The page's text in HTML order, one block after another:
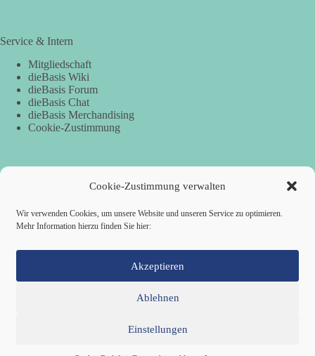
Cookie-Zustimmung verwalten
Wir verwenden Cookies, um unsere Website und unseren Service zu optimieren.
Mehr Information hierzu finden Sie hier:
Akzeptieren
Ablehnen
Einstellungen
Service & Intern
Mitgliedschaft
dieBasis Wiki
dieBasis Forum
dieBasis Chat
dieBasis Merchandising
Cookie-Zustimmung
Spenden
dieBasis Kreisverband Würzburg
IBAN: DE28 7905 0000 0049 4773 00
Kontakt
Cookie-Richtlinie (EU)